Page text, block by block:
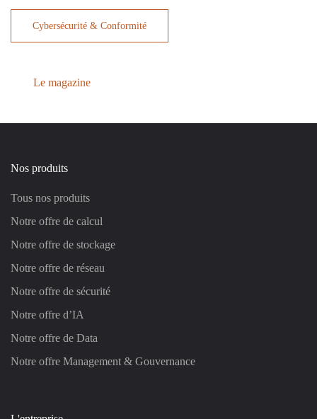
Cybersécurité & Conformité
Le magazine
Nos produits
Tous nos produits
Notre offre de calcul
Notre offre de stockage
Notre offre de réseau
Notre offre de sécurité
Notre offre d’IA
Notre offre de Data
Notre offre Management & Gouvernance